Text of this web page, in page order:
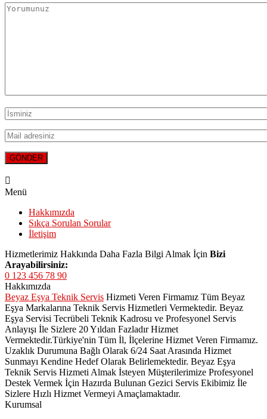
Menü
Hakkımızda
Sıkça Sorulan Sorular
İletişim
Hizmetlerimiz Hakkında Daha Fazla Bilgi Almak İçin Bizi
Arayabilirsiniz:
0 123 456 78 90
Hakkımızda
Beyaz Eşya Teknik Servis Hizmeti Veren Firmamız Tüm Beyaz
Eşya Markalarına Teknik Servis Hizmetleri Vermektedir. Beyaz
Eşya Servisi Tecrübeli Teknik Kadrosu ve Profesyonel Servis
Anlayışı İle Sizlere 20 Yıldan Fazladır Hizmet
Vermektedir.Türkiye'nin Tüm İl, İlçelerine Hizmet Veren Firmamız.
Uzaklık Durumuna Bağlı Olarak 6/24 Saat Arasında Hizmet
Sunmayı Kendine Hedef Olarak Belirlemektedir. Beyaz Eşya
Teknik Servis Hizmeti Almak İsteyen Müşterilerimize Profesyonel
Destek Vermek İçin Hazırda Bulunan Gezici Servis Ekibimiz İle
Sizlere Hızlı Hizmet Vermeyi Amaçlamaktadır.
Kurumsal